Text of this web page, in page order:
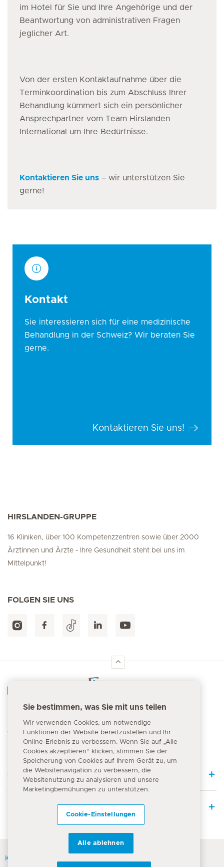
im Hotel für Sie und Ihre Angehörige und der
Beantwortung von administrativen Fragen
jeglicher Art.
Von der ersten Kontaktaufnahme über die
Terminkoordination bis zum Abschluss Ihrer
Behandlung kümmert sich ein persönlicher
Ansprechpartner vom Team Hirslanden
International um Ihre Bedürfnisse.
Kontaktieren Sie uns – wir unterstützen Sie
gerne!
Kontakt
Sie interessieren sich für eine medizinische
Behandlung in der Schweiz? Wir beraten Sie
gerne.
Kontaktieren Sie uns!
HIRSLANDEN-GRUPPE
16 Kliniken, über 100 Kompetenzzentren sowie über 2000
Ärztinnen und Ärzte - Ihre Gesundheit steht bei uns im
Mittelpunkt!
FOLGEN SIE UNS
144
Quick Links
Leistungsangebot
Kontakt
Sie bestimmen, was Sie mit uns teilen
Wir verwenden Cookies, um notwendige
Funktionen der Website bereitzustellen und Ihr
Online-Erlebnis zu verbessern. Wenn Sie auf „Alle
Cookies akzeptieren“ klicken, stimmen Sie der
Speicherung von Cookies auf Ihrem Gerät zu, um
die Websitenavigation zu verbessern, die
Websitenutzung zu analysieren und unsere
Marketingbemühungen zu unterstützen.
Cookie-Einstellungen
Alle ablehnen